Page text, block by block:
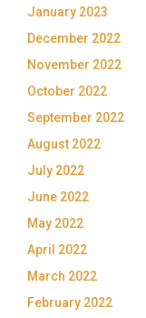
January 2023
December 2022
November 2022
October 2022
September 2022
August 2022
July 2022
June 2022
May 2022
April 2022
March 2022
February 2022